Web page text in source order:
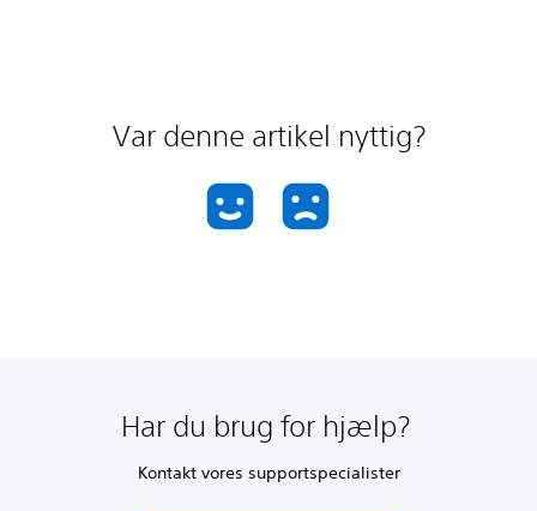
Var denne artikel nyttig?
Har du brug for hjælp?
Kontakt vores supportspecialister